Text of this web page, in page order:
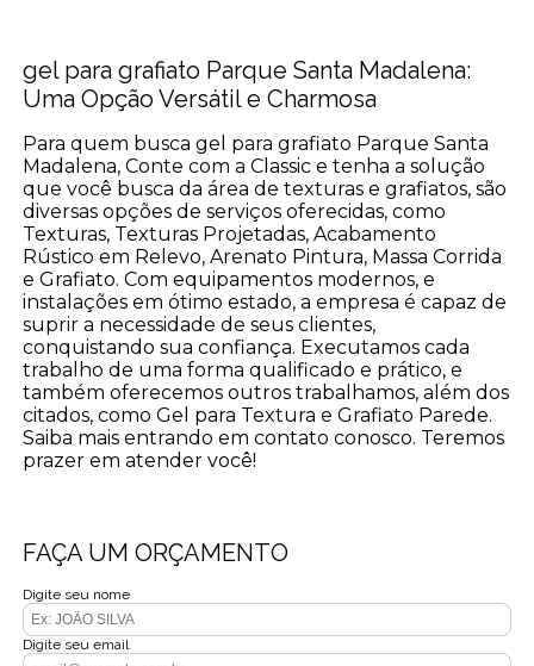
gel para grafiato Parque Santa Madalena:
Uma Opção Versátil e Charmosa
Para quem busca gel para grafiato Parque Santa
Madalena, Conte com a Classic e tenha a solução
que você busca da área de texturas e grafiatos, são
diversas opções de serviços oferecidas, como
Texturas, Texturas Projetadas, Acabamento
Rústico em Relevo, Arenato Pintura, Massa Corrida
e Grafiato. Com equipamentos modernos, e
instalações em ótimo estado, a empresa é capaz de
suprir a necessidade de seus clientes,
conquistando sua confiança. Executamos cada
trabalho de uma forma qualificado e prático, e
também oferecemos outros trabalhamos, além dos
citados, como Gel para Textura e Grafiato Parede.
Saiba mais entrando em contato conosco. Teremos
prazer em atender você!
FAÇA UM ORÇAMENTO
Digite seu nome
Digite seu email